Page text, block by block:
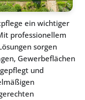
ein wichtiger
professionellem
sorgen
Gewerbeflächen
und